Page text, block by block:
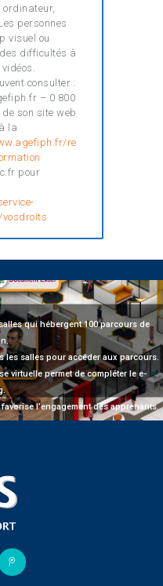
personnes
visuel ou
difficultés à
consulter :
– 0 800
son site web
la
re
pour
qui hébergent 100 parcours de
les salles pour accéder aux parcours.
virtuelle permet de compléter le e-
l’engagement des apprenants.